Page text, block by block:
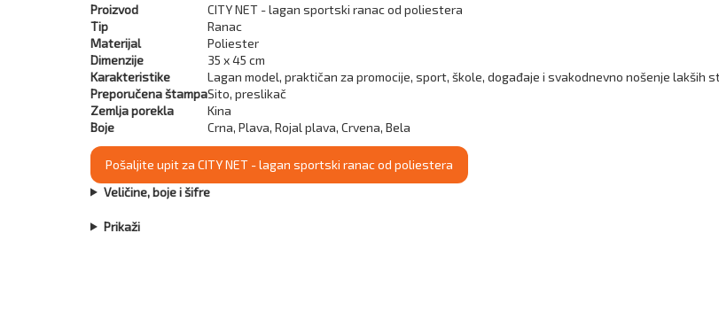
Proizvod
CITY NET - lagan sportski ranac od poliestera
Tip
Ranac
Materijal
Poliester
Dimenzije
35 x 45 cm
Karakteristike
Lagan model, praktičan za promocije, sport, škole, događaje i svakodnevno nošenje lakših
Preporučena štampaSito, preslikač
Zemlja porekla
Kina
Boje
Crna, Plava, Rojal plava, Crvena, Bela
Pošaljite upit za CITY NET - lagan sportski ranac od poliestera
Veličine, boje i šifre
Prikaži